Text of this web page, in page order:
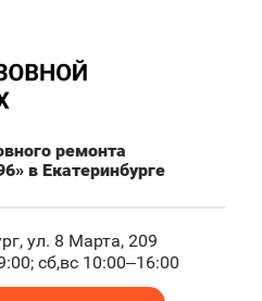
ремонта
в Екатеринбурге
ул. 8 Марта, 209
сб,вс 10:00–16:00